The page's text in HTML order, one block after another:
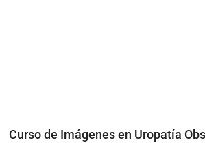
Curso de Imágenes en Uropatía